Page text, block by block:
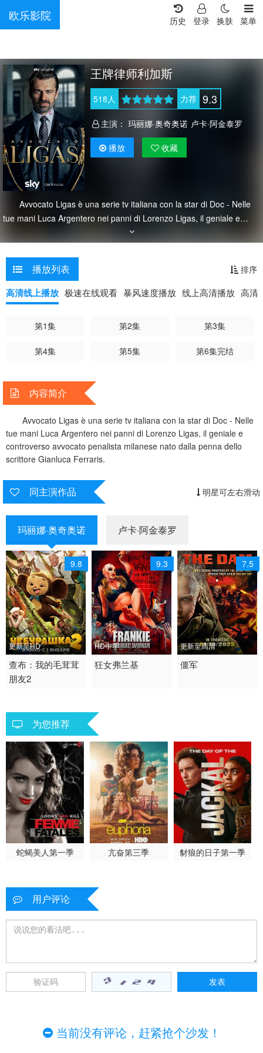
欧乐影院 菜单
换肤
登录
历史
王牌律师利加斯
518人 力荐 9.3
主演： 玛丽娜·奥奇奥诺 卢卡·阿金泰罗
播放 收藏
Avvocato Ligas è una serie tv italiana con la star di Doc - Nelle
tue mani Luca Argentero nei panni di Lorenzo Ligas, il geniale e
controverso avvocato penalista milanese nato dalla penna dello
scrittore Gianluca Ferraris.
播放列表 排序
高清线上播放 极速在线观看 暴风速度播放 线上高清播放 高清
第1集 第2集 第3集
第4集 第5集 第6集完结
内容简介
Avvocato Ligas è una serie tv italiana con la star di Doc - Nelle
tue mani Luca Argentero nei panni di Lorenzo Ligas, il geniale e
controverso avvocato penalista milanese nato dalla penna dello
scrittore Gianluca Ferraris.
同主演作品 明星可左右滑动
玛丽娜·奥奇奥诺 卢卡·阿金泰罗
9.8
更新至HD
2026 / 俄罗斯 / 俄语
喜剧 儿童
查布：我的毛茸茸
朋友2
9.3
HD中字
2025 / 美国 / 英语
狂女弗兰基
7.5
更新至高清
2025 / 乌克兰 / 英语
僵军
为您推荐
蛇蝎美人第一季 亢奋第三季 豺狼的日子第一季
用户评论
当前没有评论，赶紧抢个沙发！